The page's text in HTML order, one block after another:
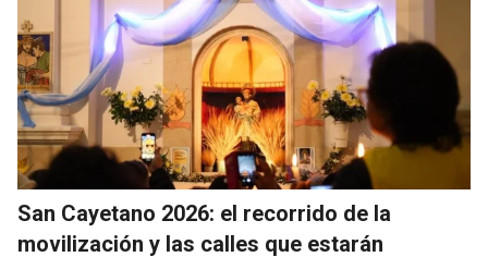
San Cayetano 2026: el recorrido de la
movilización y las calles que estarán